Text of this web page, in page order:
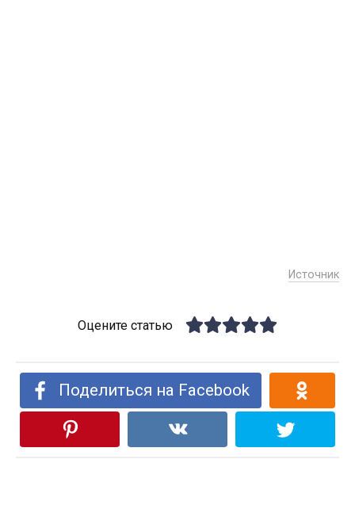
Источник
Оцените статью
Поделиться на Facebook